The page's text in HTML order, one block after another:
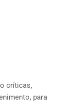
críticas,
para